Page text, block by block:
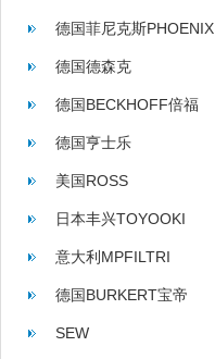
德国菲尼克斯PHOENIX
德国德森克
德国BECKHOFF倍福
德国亨士乐
HENGSTLER
美国ROSS
日本丰兴TOYOOKI
意大利MPFILTRI
德国BURKERT宝帝
SEW